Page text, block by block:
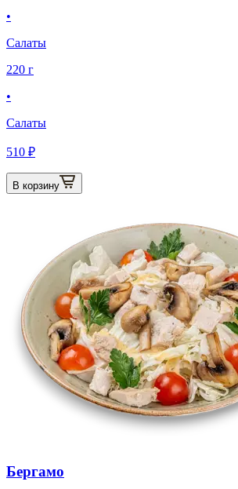
•
Салаты
220 г
•
Салаты
510 ₽
В корзину
Бергамо